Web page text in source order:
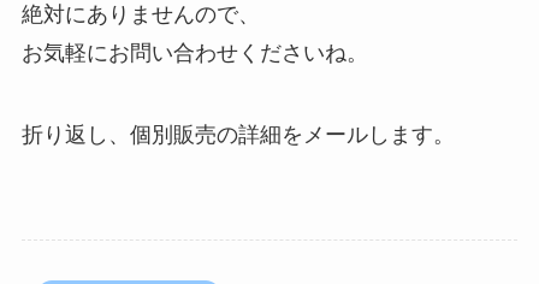
絶対にありませんので、
お気軽にお問い合わせくださいね。
折り返し、個別販売の詳細をメールします。